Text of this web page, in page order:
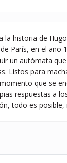
la historia de
París, en el año
un autómata
Listos para
que se
respuestas a
todo es